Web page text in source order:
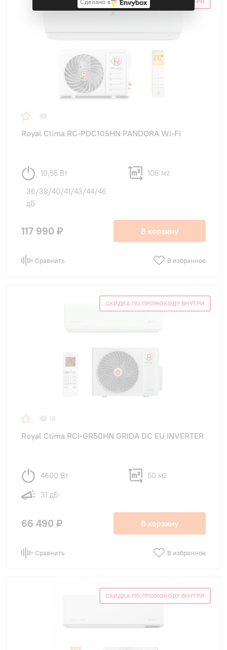
Royal Clima RC-PDC105HN PANDORA Wi-Fi
10,55 Вт 106 м2
36/38/40/41/43/44/46
дБ
117 990 ₽ В корзину
Сравнить В избранное
СКИДКА ПО ПРОМОКОДУ ВНУТРИ
18
Royal Clima RCI-GR50HN GRIDA DC EU INVERTER
4600 Вт 50 м2
31 дБ
66 490 ₽ В корзину
Сравнить В избранное
СКИДКА ПО ПРОМОКОДУ ВНУТРИ
Сделано в